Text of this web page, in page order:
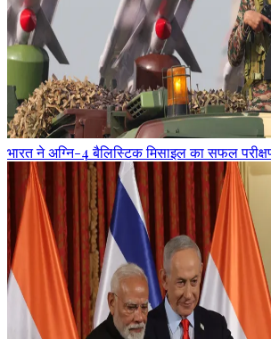
भारत ने अग्नि-4 बैलिस्टिक मिसाइल का सफल